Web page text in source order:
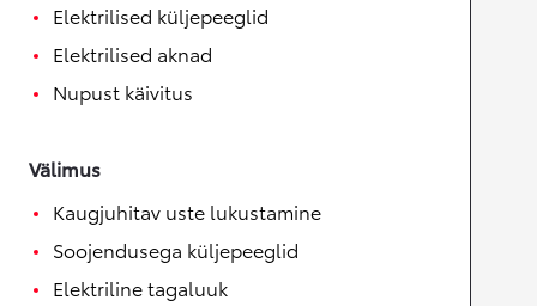
Elektrilised küljepeeglid
Elektrilised aknad
Nupust käivitus
Välimus
Kaugjuhitav uste lukustamine
Soojendusega küljepeeglid
Elektriline tagaluuk